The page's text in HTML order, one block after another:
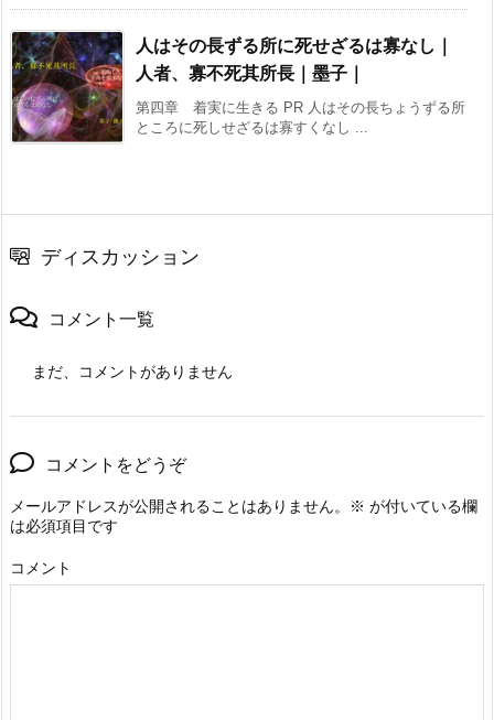
人はその長ずる所に死せざるは寡なし｜
人者、寡不死其所長｜墨子｜
第四章 着実に生きる PR 人はその長ちょうずる所
ところに死しせざるは寡すくなし ...
ディスカッション
コメント一覧
まだ、コメントがありません
コメントをどうぞ
メールアドレスが公開されることはありません。 ※ が付いている欄
は必須項目です
コメント